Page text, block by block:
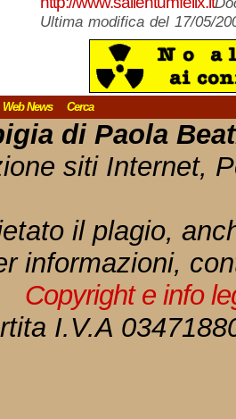
Ultima modifica del 17/05/
Web News Cerca
di Paola
siti Internet,
il plagio,
informazioni,
Copyright e info
I.V.A